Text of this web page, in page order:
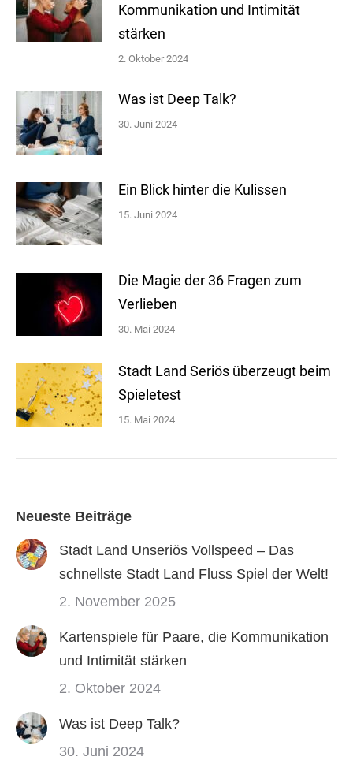
Kommunikation und Intimität
stärken
2. Oktober 2024
Was ist Deep Talk?
30. Juni 2024
Ein Blick hinter die Kulissen
15. Juni 2024
Die Magie der 36 Fragen zum
Verlieben
30. Mai 2024
Stadt Land Seriös überzeugt beim
Spieletest
15. Mai 2024
Neueste Beiträge
Stadt Land Unseriös Vollspeed – Das
schnellste Stadt Land Fluss Spiel der Welt!
2. November 2025
Kartenspiele für Paare, die Kommunikation
und Intimität stärken
2. Oktober 2024
Was ist Deep Talk?
30. Juni 2024